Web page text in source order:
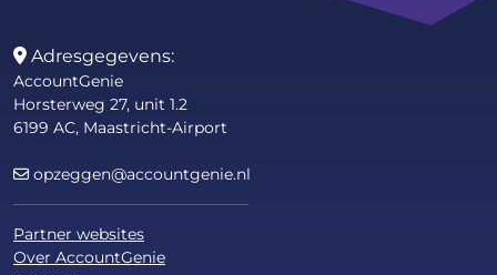
Adresgegevens:
AccountGenie
Horsterweg 27, unit 1.2
6199 AC, Maastricht-Airport
opzeggen@accountgenie.nl
Partner websites
Over AccountGenie